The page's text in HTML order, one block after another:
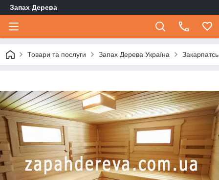
Запах Дерева
Товари та послуги Запах Дерева Україна